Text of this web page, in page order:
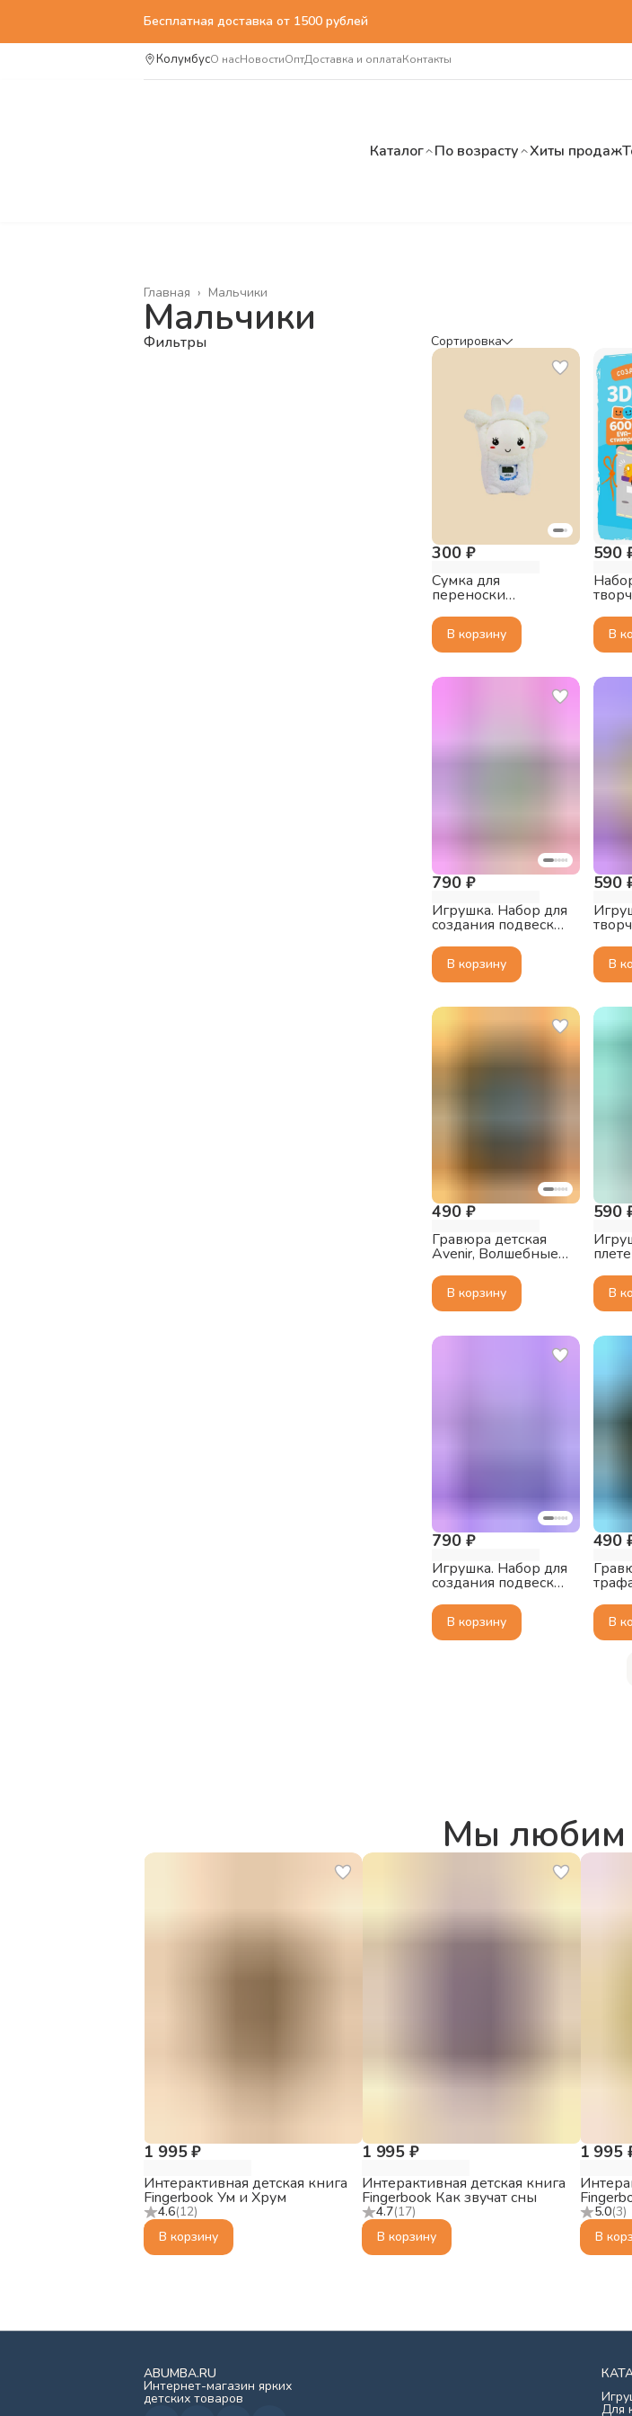
Бесплатная доставка от 1500 рублей
КолумбусО насНовостиОптДоставка и оплатаКонтакты
Каталог По возрасту Хиты продаж
Мальчики
Главная ›
Мальчики
Фильтры Сортировка
300 ₽
Сумка для
переноски
G6X, G6+. Овечка
В корзину
590
В
790 ₽
Игрушка. Набор для
создания подвески
В корзину
590
В
490 ₽
Гравюра детская
Avenir, Волшебные
В корзину
590
В
790 ₽
Игрушка. Набор для
создания подвески
Существа
В корзину
490
В
Мы любим
4.6(12)
1 995 ₽
Интерактивная детская книга
Fingerbook Ум и Хрум
В корзину
4.7(17)
1 995 ₽
Интерактивная детская книга
Fingerbook Как звучат сны
В корзину
5.0(3)
1 995
В
ABUMBA.RU
Интернет-магазин ярких
детских товаров
Для